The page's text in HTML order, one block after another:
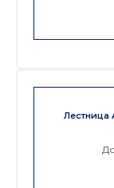
Лестница